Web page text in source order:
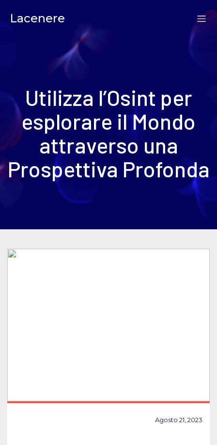
Lacenere
Utilizza l’Osint per
esplorare il Mondo
attraverso una
Prospettiva Profonda
Agosto 21, 2023